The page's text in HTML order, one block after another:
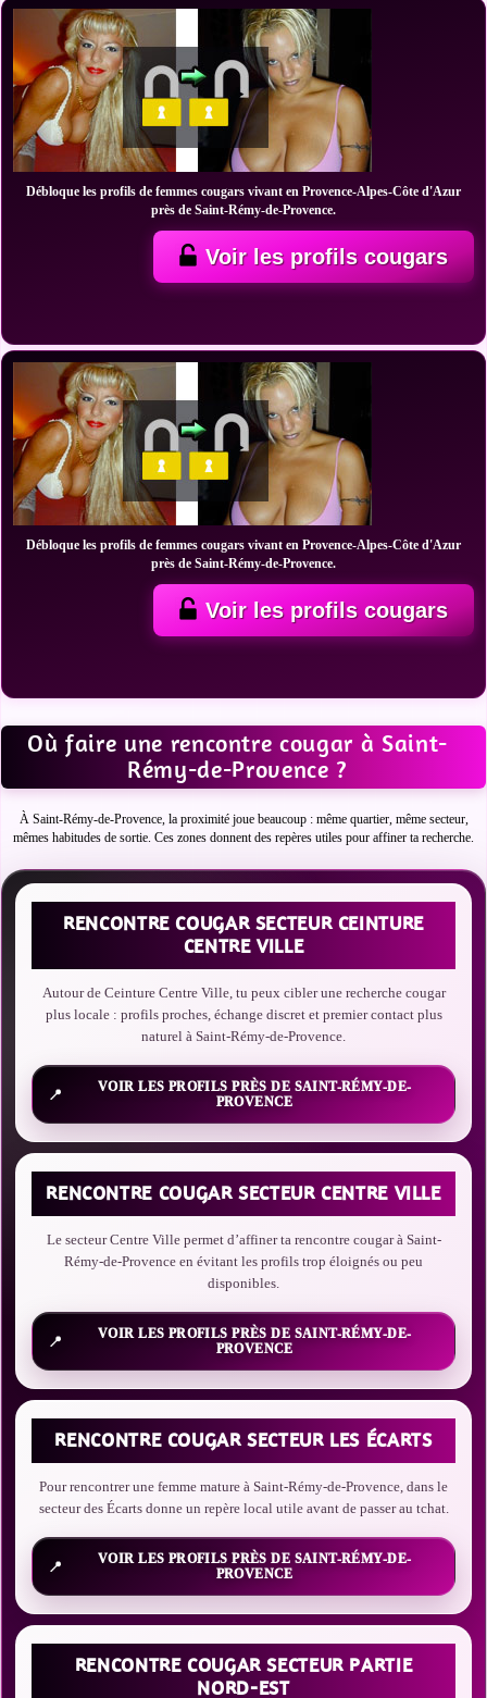
Débloque les profils de femmes cougars vivant en Provence-Alpes-Côte d'Azur
près de Saint-Rémy-de-Provence.
Voir les profils cougars
Débloque les profils de femmes cougars vivant en Provence-Alpes-Côte d'Azur
près de Saint-Rémy-de-Provence.
Voir les profils cougars
Où faire une rencontre cougar à Saint-
Rémy-de-Provence ?
À Saint-Rémy-de-Provence, la proximité joue beaucoup : même quartier, même secteur,
mêmes habitudes de sortie. Ces zones donnent des repères utiles pour affiner ta recherche.
RENCONTRE COUGAR SECTEUR CEINTURE
CENTRE VILLE
Autour de Ceinture Centre Ville, tu peux cibler une recherche cougar
plus locale : profils proches, échange discret et premier contact plus
naturel à Saint-Rémy-de-Provence.
VOIR LES PROFILS PRÈS DE SAINT-RÉMY-DE-
PROVENCE
RENCONTRE COUGAR SECTEUR CENTRE VILLE
Le secteur Centre Ville permet d’affiner ta rencontre cougar à Saint-
Rémy-de-Provence en évitant les profils trop éloignés ou peu
disponibles.
VOIR LES PROFILS PRÈS DE SAINT-RÉMY-DE-
PROVENCE
RENCONTRE COUGAR SECTEUR LES ÉCARTS
Pour rencontrer une femme mature à Saint-Rémy-de-Provence, dans le
secteur des Écarts donne un repère local utile avant de passer au tchat.
VOIR LES PROFILS PRÈS DE SAINT-RÉMY-DE-
PROVENCE
RENCONTRE COUGAR SECTEUR PARTIE
NORD-EST